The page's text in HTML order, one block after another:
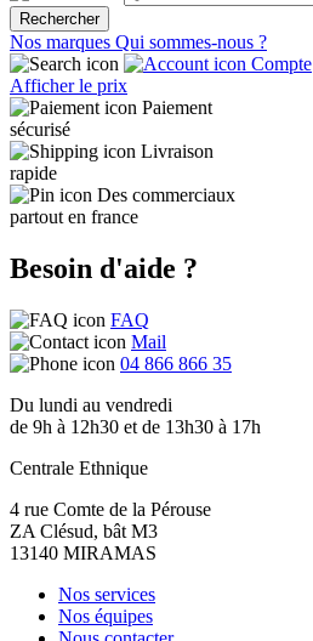
Rechercher
Nos marques Qui sommes-nous ?
Compte
Afficher le prix
Paiement
sécurisé
Livraison
rapide
Des commerciaux
partout en france
Besoin d'aide ?
FAQ
Mail
04 866 866 35
Du lundi au vendredi
de 9h à 12h30 et de 13h30 à 17h
Centrale Ethnique
4 rue Comte de la Pérouse
ZA Clésud, bât M3
13140 MIRAMAS
Nos services
Nos équipes